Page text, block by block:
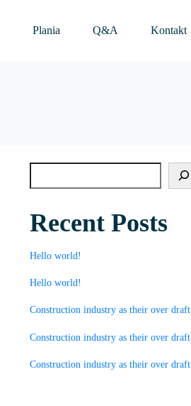
Plania Q&A Kontakt
Recent Posts
Hello world!
Hello world!
Construction industry as their over draft
Construction industry as their over draft
Construction industry as their over draft